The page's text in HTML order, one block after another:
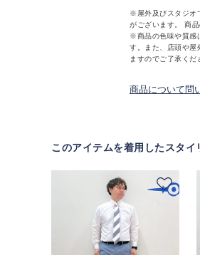
※屋外及びスタジオ
がございます。 商
※商品の色味や質感
す。また、店頭や屋
ますのでご了承くだ
商品について問
このアイテムを着用したスタイ